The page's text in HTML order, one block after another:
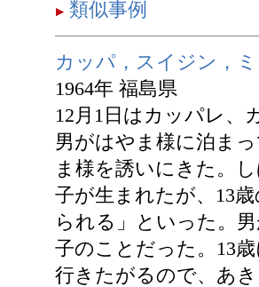
類似事例
カッパ，スイジン，
1964年 福島県
12月1日はカッパレ、
男がはやま様に泊ま
ま様を誘いにきた。
子が生まれたが、13
られる」といった。
子のことだった。13
行きたがるので、あ